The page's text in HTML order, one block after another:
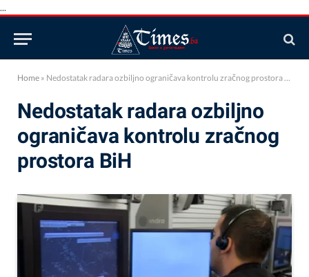
...
Home » Nedostatak radara ozbiljno ograničava kontrolu zračnog prostora BiH
Nedostatak radara ozbiljno
ograničava kontrolu zračnog
prostora BiH